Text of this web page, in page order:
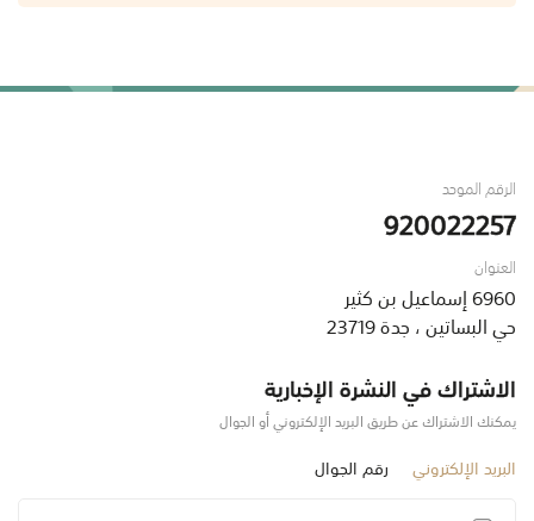
الرقم الموحد
920022257
العنوان
6960 إسماعيل بن كثير
حي البساتين ، جدة 23719
الاشتراك في النشرة الإخبارية
يمكنك الاشتراك عن طريق البريد الإلكتروني أو الجوال
البريد الإلكتروني رقم الجوال